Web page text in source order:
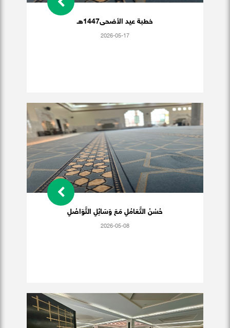
خطبة عيد الأضحى1447هـ
2026-05-17
حُسْنُ التَّعَامُلِ مَعَ وَسَائِلِ التَّوَاصُلِ
2026-05-08